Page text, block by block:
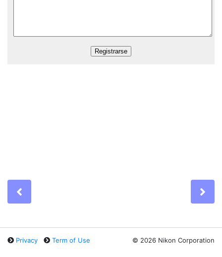
Privacy Term of Use © 2026 Nikon Corporation